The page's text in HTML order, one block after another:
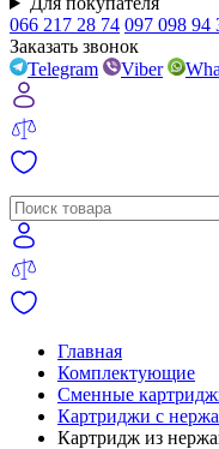
066 217 28 74 097 098 94
Заказать звонок
Telegram
Viber
Главная
Комплектующие
Сменные
Картриджи с
Картридж из